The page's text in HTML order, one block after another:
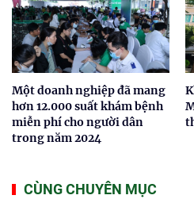
Một doanh nghiệp đã mang
hơn 12.000 suất khám bệnh
miễn phí cho người dân
trong năm 2024
CÙNG CHUYÊN MỤC